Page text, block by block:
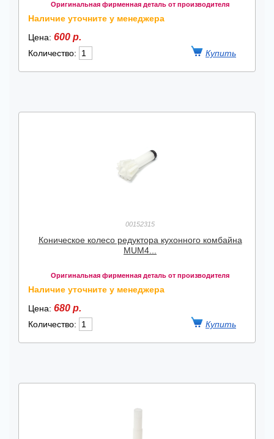
Оригинальная фирменная деталь от производителя
Наличие уточните у менеджера
Цена: 600 р.
Количество:
00152315
Коническое колесо редуктора кухонного комбайна
MUM4...
Оригинальная фирменная деталь от производителя
Наличие уточните у менеджера
Цена: 680 р.
Количество: